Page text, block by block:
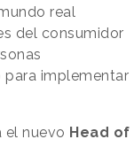
real
del consumidor
para implementar
el nuevo Head of